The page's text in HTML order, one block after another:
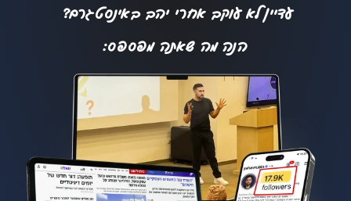
עדיין לא עוקב אחרי יהב באינסטגרם?
הנה מה שאתה מפספס: